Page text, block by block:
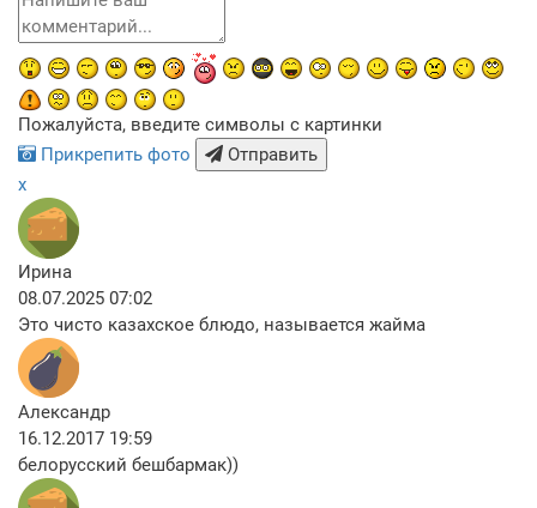
Пожалуйста, введите символы с картинки
Прикрепить фото
Отправить
x
Ирина
08.07.2025 07:02
Это чисто казахское блюдо, называется жайма
Александр
16.12.2017 19:59
белорусский бешбармак))